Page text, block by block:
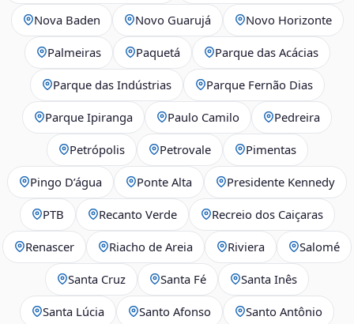
Nova Baden Novo Guarujá Novo Horizonte
Palmeiras Paquetá Parque das Acácias
Parque das Indústrias Parque Fernão Dias
Parque Ipiranga Paulo Camilo Pedreira
Petrópolis Petrovale Pimentas
Pingo D’água Ponte Alta Presidente Kennedy
PTB Recanto Verde Recreio dos Caiçaras
Renascer Riacho de Areia Riviera Salomé
Santa Cruz Santa Fé Santa Inês
Santa Lúcia Santo Afonso Santo Antônio